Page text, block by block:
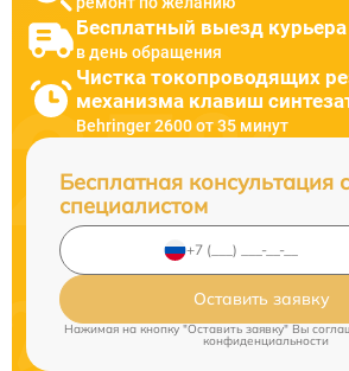
Бесплатный выезд курьера
в день обращения
Чистка токопроводящих
механизма клавиш
Behringer 2600 от 35 минут
Бесплатная консультация
специалистом
Оставить заявку
Нажимая на кнопку "Оставить заявку" Вы
конфиденциальности